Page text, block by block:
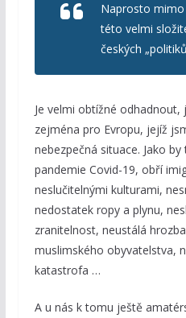
Naprosto
této velmi
českých
Je velmi obtížné
zejména pro Evropu, jejíž
nebezpečná situace. Jako
pandemie Covid-19, obří
neslučitelnými kulturami,
nedostatek ropy a plynu,
zranitelnost, neustálá
muslimského obyvatelstva,
katastrofa …
A u nás k tomu ještě